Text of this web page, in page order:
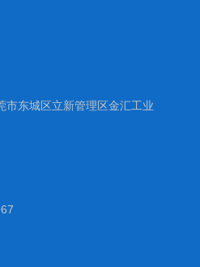
市东城区立新管理区金汇工业